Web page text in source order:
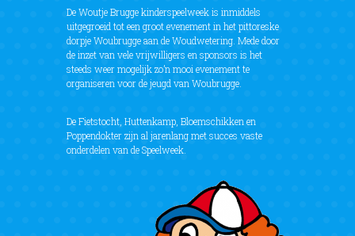
De Woutje Brugge kinderspeelweek is inmiddels
uitgegroeid tot een groot evenement in het pittoreske
dorpje Woubrugge aan de Woudwetering. Mede door
de inzet van vele vrijwilligers en sponsors is het
steeds weer mogelijk zo’n mooi evenement te
organiseren voor de jeugd van Woubrugge.
De Fietstocht, Huttenkamp, Bloemschikken en
Poppendokter zijn al jarenlang met succes vaste
onderdelen van de Speelweek.